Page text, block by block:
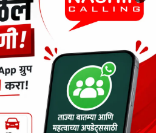
NEWS WEBSITES
[Do not Delete]